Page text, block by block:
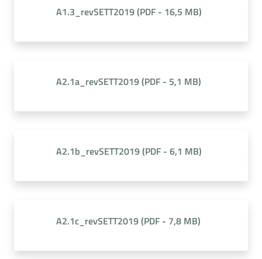
A1.3_revSETT2019(PDF - 16,5 MB)
A2.1a_revSETT2019(PDF - 5,1 MB)
A2.1b_revSETT2019(PDF - 6,1 MB)
A2.1c_revSETT2019(PDF - 7,8 MB)